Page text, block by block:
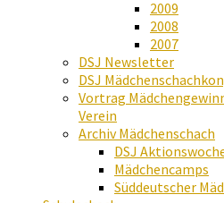
2009
2008
2007
DSJ Newsletter
DSJ
Vortrag
Verein
Archiv Mädchenschach
DSJ
Mädchencamps
Süddeutscher